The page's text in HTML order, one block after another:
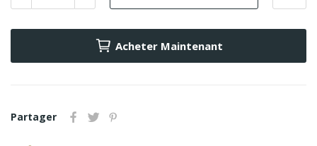
Acheter Maintenant
Partager